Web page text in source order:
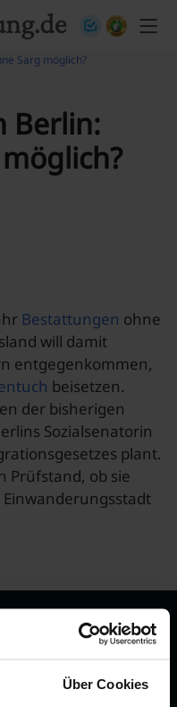
Über Cookies
Sarg möglich?
Berlin:
Bestattungen ohne
will damit
entgegenkommen,
beisetzen.
der bisherigen
Sozialsenatorin
plant.
Prüfstand, ob sie
rund